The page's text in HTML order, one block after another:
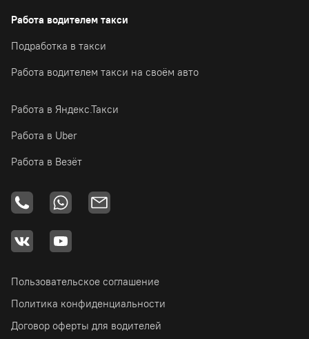
Работа водителем такси
Подработка в такси
Работа водителем такси на своём авто
Работа в Яндекс.Такси
Работа в Uber
Работа в Везёт
Пользовательское соглашение
Политика конфиденциальности
Договор оферты для водителей